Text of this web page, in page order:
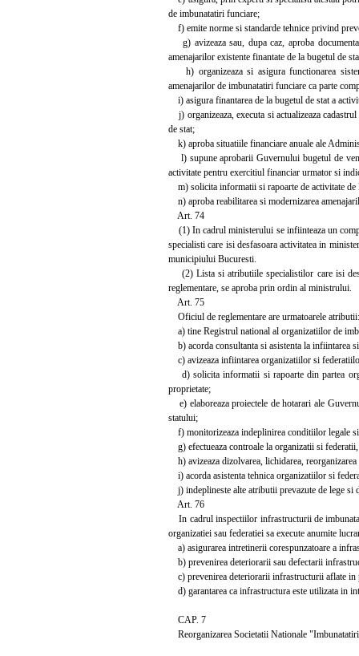
de imbunatatiri funciare;
f) emite norme si standarde tehnice privind
g) avizeaza sau, dupa caz, aproba
amenajarilor existente finantate de la bugetul de
h) organizeaza si asigura functionarea
amenajarilor de imbunatatiri funciare ca parte
i) asigura finantarea de la bugetul de stat a
j) organizeaza, executa si actualizeaza
de stat;
k) aproba situatiile financiare anuale ale
l) supune aprobarii Guvernului bugetul de
activitate pentru exercitiul financiar urmator si
m) solicita informatii si rapoarte de activitate de
n) aproba reabilitarea si modernizarea
Art. 74
(1) In cadrul ministerului se infiinteaza un
specialisti care isi desfasoara activitatea in
municipiului Bucuresti.
(2) Lista si atributiile specialistilor care isi
reglementare, se aproba prin ordin al ministrului.
Art. 75
Oficiul de reglementare are urmatoarele atributii:
a) tine Registrul national al organizatiilor de
b) acorda consultanta si asistenta la infiintarea
c) avizeaza infiintarea organizatiilor si
d) solicita informatii si rapoarte din partea
proprietate;
e) elaboreaza proiectele de hotarari ale
statului;
f) monitorizeaza indeplinirea conditiilor legale
g) efectueaza controale la organizatii si
h) avizeaza dizolvarea, lichidarea,
i) acorda asistenta tehnica organizatiilor si
j) indeplineste alte atributii prevazute de lege si
Art. 76
In cadrul inspectiilor infrastructurii de
organizatiei sau federatiei sa execute anumite
a) asigurarea intretinerii corespunzatoare a
b) prevenirea deteriorarii sau defectarii
c) prevenirea deteriorarii infrastructurii aflate in
d) garantarea ca infrastructura este utilizata in
CAP. 7
Reorganizarea Societatii Nationale